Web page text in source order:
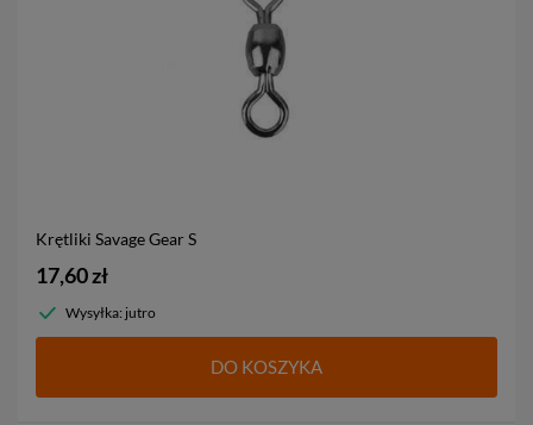
Krętliki Savage GearS
17,60 zł
Wysyłka: jutro
DO KOSZYKA